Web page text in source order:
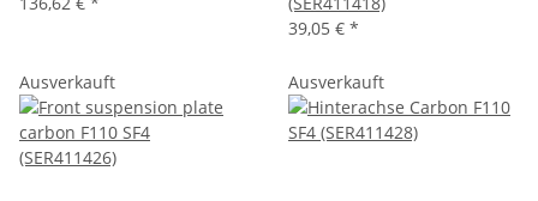
39,05 € *
Ausverkauft Ausverkauft